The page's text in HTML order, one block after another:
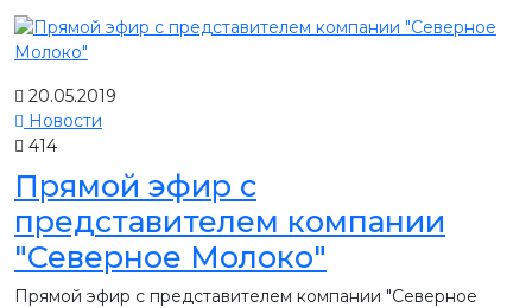
20.05.2019
Новости
414
Прямой эфир с
представителем компании
"Северное Молоко"
Прямой эфир с представителем компании "Северное